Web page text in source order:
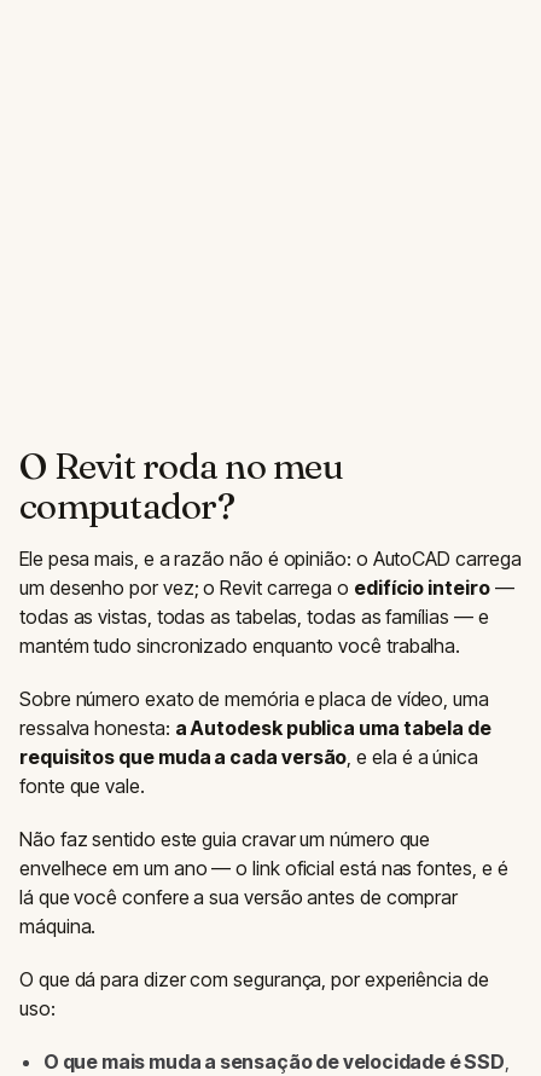
O Revit roda no meu
computador?
Ele pesa mais, e a razão não é opinião: o AutoCAD carrega
um desenho por vez; o Revit carrega o edifício inteiro—
todas as vistas, todas as tabelas, todas as famílias — e
mantém tudo sincronizado enquanto você trabalha.
Sobre número exato de memória e placa de vídeo, uma
ressalva honesta: a Autodesk publica uma tabela de
requisitos que muda a cada versão , e ela é a única
fonte que vale.
Não faz sentido este guia cravar um número que
envelhece em um ano — o link oficial está nas fontes, e é
lá que você confere a sua versão antes de comprar
máquina.
O que dá para dizer com segurança, por experiência de
uso:
O que mais muda a sensação de velocidade é SSD